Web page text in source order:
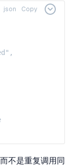
json Copy
不是重复调用同